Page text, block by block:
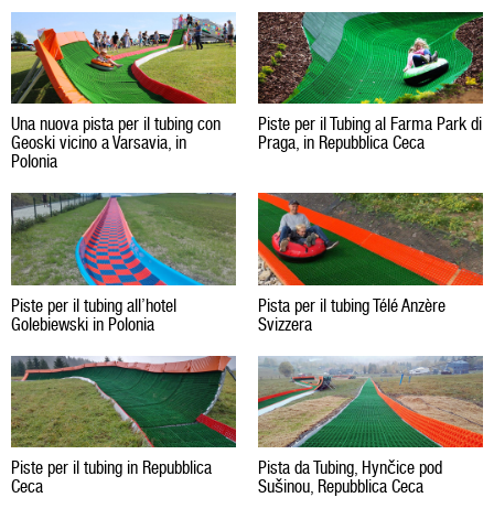
Una nuova pista per il tubing con
Geoski vicino a Varsavia, in
Polonia
Piste per il Tubing al Farma Park di
Praga, in Repubblica Ceca
Piste per il tubing all’hotel
Golebiewski in Polonia
Pista per il tubing Télé Anzère
Svizzera
Piste per il tubing in Repubblica
Ceca
Pista da Tubing, Hynčice pod
Sušinou, Repubblica Ceca